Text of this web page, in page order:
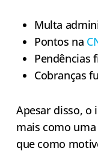
Multa
Pontos na
Pendências
Cobranças
Apesar disso, o
mais como
que como